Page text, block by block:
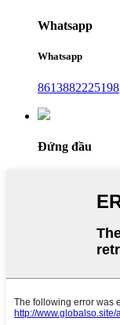
Whatsapp
Whatsapp
8613882225198
Đứng đầu